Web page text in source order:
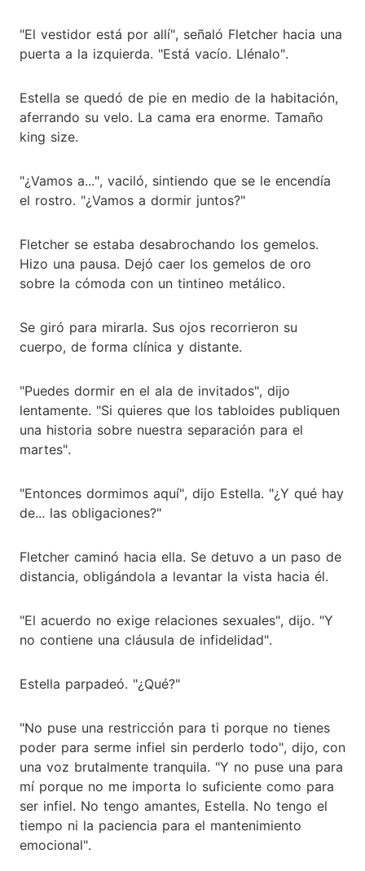
"El vestidor está por allí", señaló Fletcher hacia una
puerta a la izquierda. "Está vacío. Llénalo".
Estella se quedó de pie en medio de la habitación,
aferrando su velo. La cama era enorme. Tamaño
king size.
"¿Vamos a...", vaciló, sintiendo que se le encendía
el rostro. "¿Vamos a dormir juntos?"
Fletcher se estaba desabrochando los gemelos.
Hizo una pausa. Dejó caer los gemelos de oro
sobre la cómoda con un tintineo metálico.
Se giró para mirarla. Sus ojos recorrieron su
cuerpo, de forma clínica y distante.
"Puedes dormir en el ala de invitados", dijo
lentamente. "Si quieres que los tabloides publiquen
una historia sobre nuestra separación para el
martes".
"Entonces dormimos aquí", dijo Estella. "¿Y qué hay
de... las obligaciones?"
Fletcher caminó hacia ella. Se detuvo a un paso de
distancia, obligándola a levantar la vista hacia él.
"El acuerdo no exige relaciones sexuales", dijo. "Y
no contiene una cláusula de infidelidad".
Estella parpadeó. "¿Qué?"
"No puse una restricción para ti porque no tienes
poder para serme infiel sin perderlo todo", dijo, con
una voz brutalmente tranquila. "Y no puse una para
mí porque no me importa lo suficiente como para
ser infiel. No tengo amantes, Estella. No tengo el
tiempo ni la paciencia para el mantenimiento
emocional".